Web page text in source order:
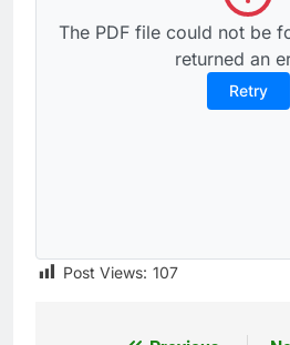
The PDF file could not be
returned an
Retry
Post Views: 107